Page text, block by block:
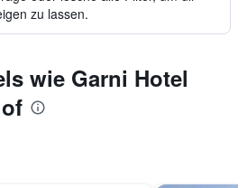
zu lassen.
wie Garni Hotel